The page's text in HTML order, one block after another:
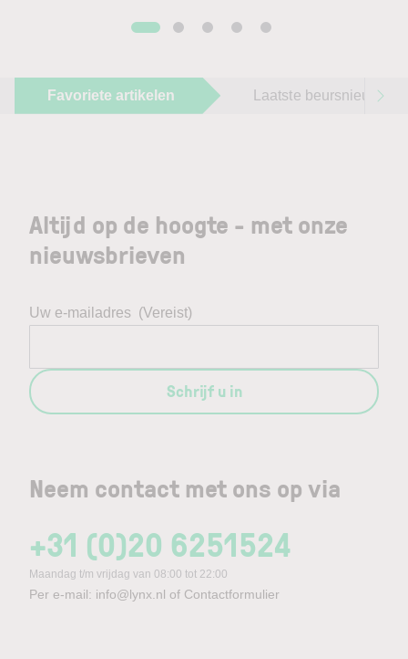
Favoriete artikelen Laatste beursnieuws
Neem contact met ons op via
+31 (0)20 6251524
Maandag t/m vrijdag van 08:00 tot 22:00
Per e-mail: info@lynx.nl of Contactformulier
Altijd op de hoogte - met onze
nieuwsbrieven
Uw e-mailadres (Vereist)
Schrijf u in